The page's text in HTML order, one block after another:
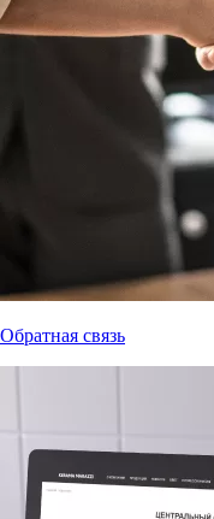
Обратная связь